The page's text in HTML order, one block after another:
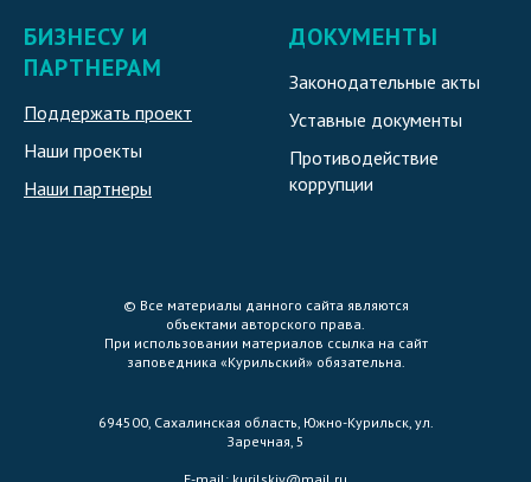
БИЗНЕСУ И
ПАРТНЕРАМ
Поддержать проект
Наши проекты
Наши партнеры
ДОКУМЕНТЫ
Законодательные акты
Уставные документы
Противодействие
коррупции
© Все материалы данного сайта являются
объектами авторского права.
При использовании материалов ссылка на сайт
заповедника «Курильский» обязательна.
694500, Сахалинская область, Южно-Курильск, ул.
Заречная, 5